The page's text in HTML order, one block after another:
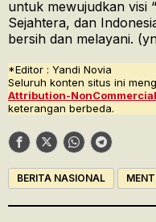
untuk mewujudkan visi
Sejahtera, dan
bersih dan melayani.
*Editor : Yandi Novia
Seluruh konten situs ini
Attribution-
keterangan berbeda.
BERITA NASIONAL